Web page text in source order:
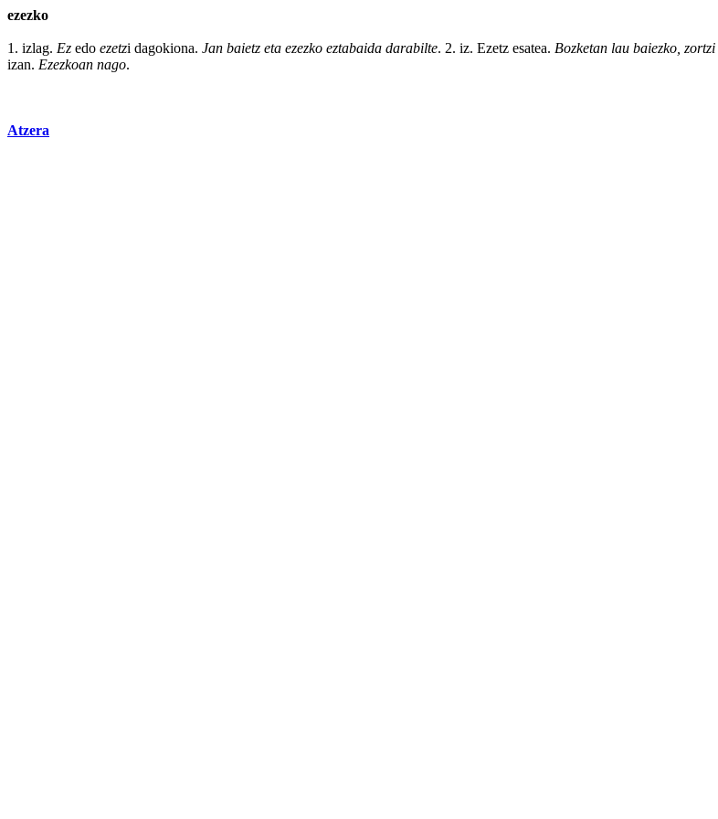
ezezko
1. izlag. Ez edo ezetzi dagokiona. Jan baietz eta ezezko eztabaida darabilte. 2. iz. Ezetz esatea. Bozketan lau baiezko zortzi
izan. Ezezkoan nago.
Atzera